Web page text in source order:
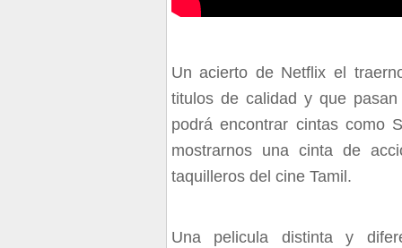
Un acierto de Netflix el
titulos de calidad y que
podrá encontrar cintas como
mostrarnos una cinta de
taquilleros del cine Tamil.
Una pelicula distinta y